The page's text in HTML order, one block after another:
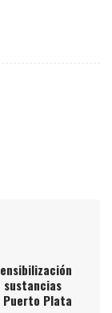
sustancias
Puerto Plata